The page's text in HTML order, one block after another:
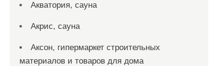
Акватория, сауна
Акрис, сауна
Аксон, гипермаркет строительных
материалов и товаров для дома